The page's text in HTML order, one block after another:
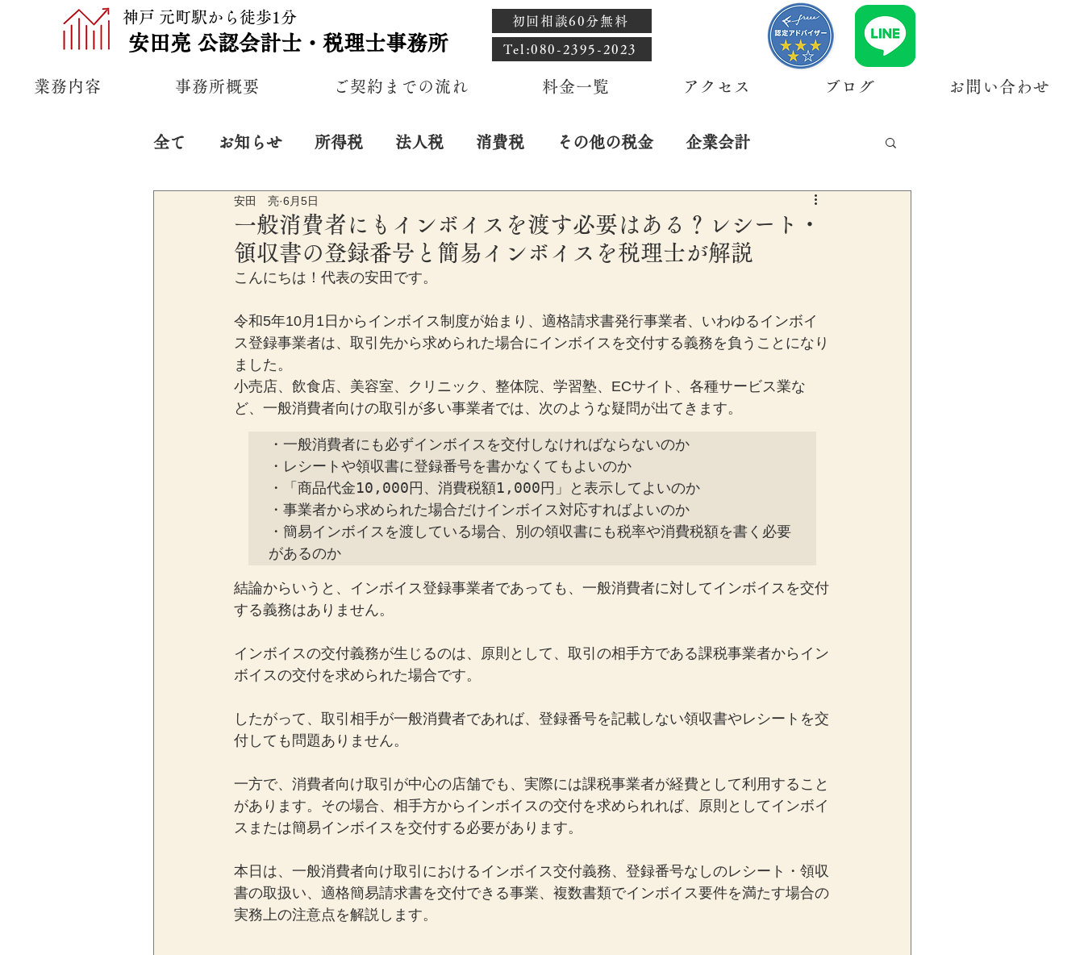
神戸 元町駅から徒歩1分
安田亮 公認会計士・税理士事務所
初回相談60分無料
​Tel:080-2395-2023
業務内容 事務所概要 ご契約までの流れ 料金一覧 アクセス ブログ お問い合わせ
全て お知らせ 所得税 法人税 消費税 その他の税金 企業会計
プライベート 経営
一般消費者にもインボイスを渡す必要はある？レシート・
領収書の登録番号と簡易インボイスを税理士が解説
安田 亮 6月5日
こんにちは！代表の安田です。
令和5年10月1日からインボイス制度が始まり、適格請求書発行事業者、いわゆるインボイ
ス登録事業者は、取引先から求められた場合にインボイスを交付する義務を負うことになり
ました。
小売店、飲食店、美容室、クリニック、整体院、学習塾、ECサイト、各種サービス業な
ど、一般消費者向けの取引が多い事業者では、次のような疑問が出てきます。
・一般消費者にも必ずインボイスを交付しなければならないのか
・レシートや領収書に登録番号を書かなくてもよいのか
・「商品代金10,000円、消費税額1,000円」と表示してよいのか
・事業者から求められた場合だけインボイス対応すればよいのか
・簡易インボイスを渡している場合、別の領収書にも税率や消費税額を書く必要
があるのか
結論からいうと、インボイス登録事業者であっても、一般消費者に対してインボイスを交付
する義務はありません。
インボイスの交付義務が生じるのは、原則として、取引の相手方である課税事業者からイン
ボイスの交付を求められた場合です。
したがって、取引相手が一般消費者であれば、登録番号を記載しない領収書やレシートを交
付しても問題ありません。
一方で、消費者向け取引が中心の店舗でも、実際には課税事業者が経費として利用すること
があります。その場合、相手方からインボイスの交付を求められれば、原則としてインボイ
スまたは簡易インボイスを交付する必要があります。
本日は、一般消費者向け取引におけるインボイス交付義務、登録番号なしのレシート・領収
書の取扱い、適格簡易請求書を交付できる事業、複数書類でインボイス要件を満たす場合の
実務上の注意点を解説します。